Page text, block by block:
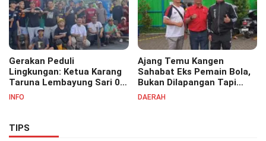
Gerakan Peduli
Lingkungan: Ketua Karang
Taruna Lembayung Sari 09
Irvan Permana Ajak
INFO
Ajang Temu Kangen
Sahabat Eks Pemain Bola,
Bukan Dilapangan Tapi
Ditongkrongan
DAERAH
TIPS